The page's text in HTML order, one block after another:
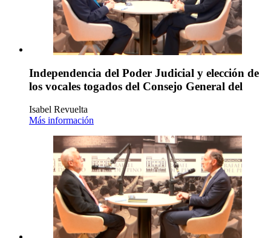
Independencia del Poder Judicial y elección de
los vocales togados del Consejo General del
Isabel Revuelta
Más información